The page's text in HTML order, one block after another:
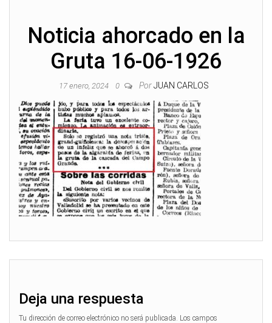
Noticia ahorcado en la
Gruta 16-06-1926
17 enero, 2024 0 Por JUAN CARLOS
Deja una respuesta
Tu dirección de correo electrónico no será publicada. Los campos